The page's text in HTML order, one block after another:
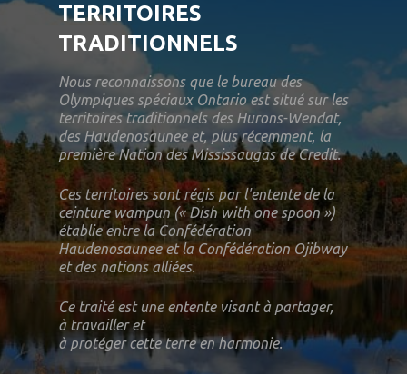
TERRITOIRES
TRADITIONNELS
Nous reconnaissons que le bureau des
Olympiques spéciaux Ontario est situé sur les
territoires traditionnels des Hurons-Wendat,
des Haudenosaunee et, plus récemment, la
première Nation des Mississaugas de Credit.
Ces territoires sont régis par l'entente de la
ceinture wampun (« Dish with one spoon »)
établie entre la Confédération
Haudenosaunee et la Confédération Ojibway
et des nations alliées.
Ce traité est une entente visant à partager,
à travailler et
à protéger cette terre en harmonie.